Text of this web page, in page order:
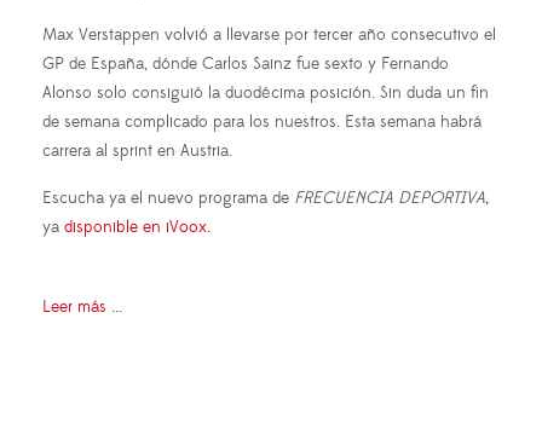
Max Verstappen volvió a llevarse por tercer año consecutivo el
GP de España, dónde Carlos Sainz fue sexto y Fernando
Alonso solo consiguió la duodécima posición. Sin duda un fin
de semana complicado para los nuestros. Esta semana habrá
carrera al sprint en Austria.
Escucha ya el nuevo programa de FRECUENCIA DEPORTIVA,
ya disponible en iVoox.
Leer más ...